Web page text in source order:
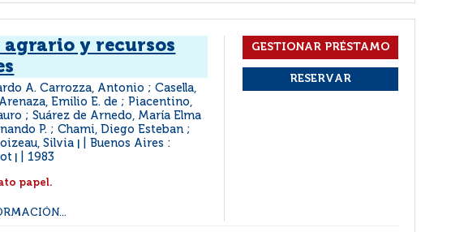
agrario y recursos
A. Carrozza, Antonio ; Casella,
Emilio E. de ; Piacentino,
; Suárez de Arnedo, María Elma
P. ; Chami, Diego Esteban ;
Silvia
Buenos Aires :
1983
papel.